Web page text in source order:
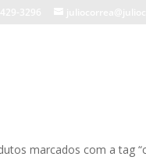
marcados com a tag